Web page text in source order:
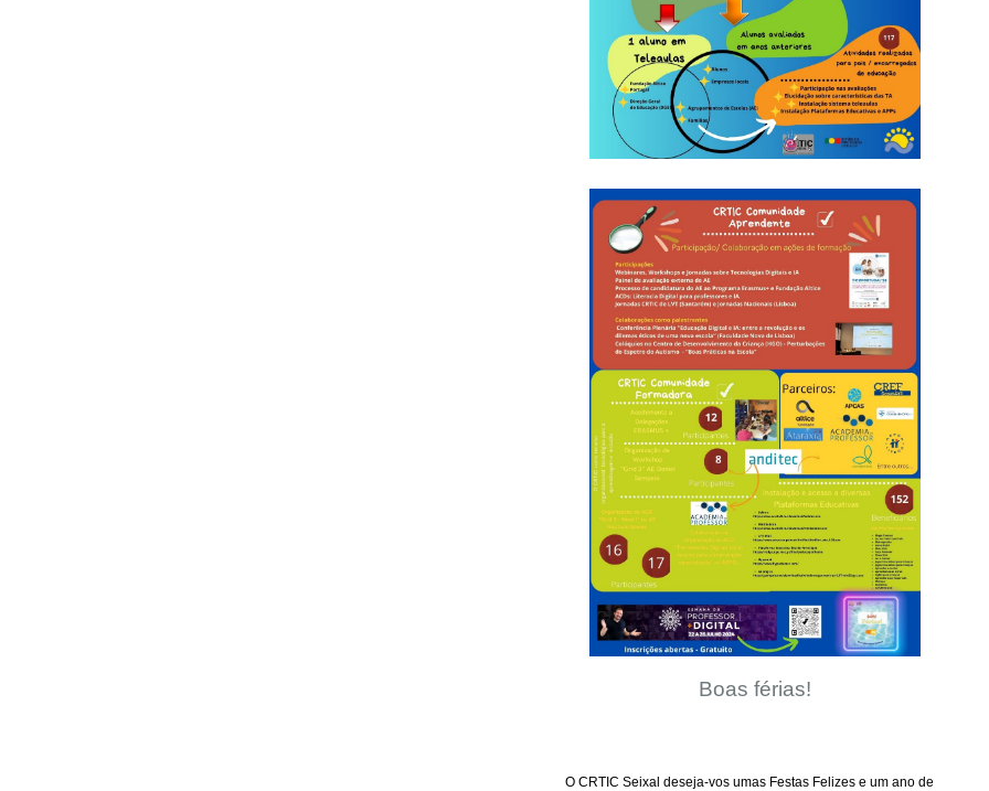
Boas férias!
O CRTIC Seixal deseja-vos umas Festas Felizes e um ano de